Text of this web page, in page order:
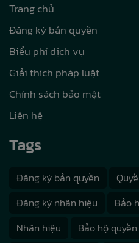
Trang chủ
Đăng ký bản quyền
Biểu phí dịch vụ
Giải thích pháp luật
Chính sách bảo mật
Liên hệ
Tags
Đăng ký bản quyền
Đăng ký nhãn hiệu
Bảo
Nhãn hiệu
Bảo hộ